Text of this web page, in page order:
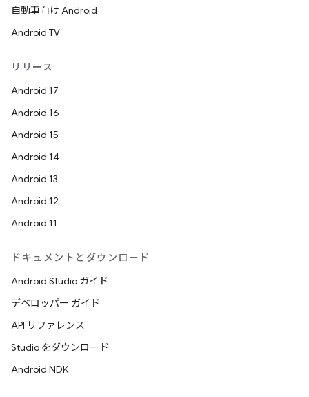
自動車向け Android
Android TV
リリース
Android 17
Android 16
Android 15
Android 14
Android 13
Android 12
Android 11
ドキュメントとダウンロード
Android Studio ガイド
デベロッパー ガイド
API リファレンス
Studio をダウンロード
Android NDK